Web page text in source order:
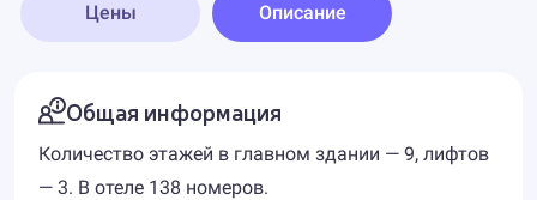
Цены Описание
Общая информация
Количество этажей в главном здании — 9, лифтов
— 3. В отеле 138 номеров.